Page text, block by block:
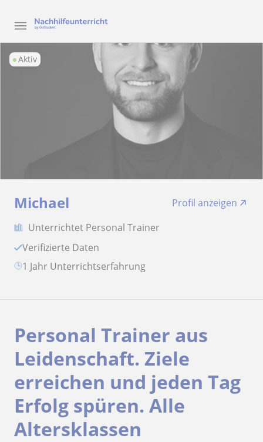
Aktiv
Michael
Profil anzeigen
Unterrichtet Personal Trainer
Verifizierte Daten
1 Jahr Unterrichtserfahrung
Personal Trainer aus
Leidenschaft. Ziele
erreichen und jeden Tag
Erfolg spüren. Alle
Altersklassen